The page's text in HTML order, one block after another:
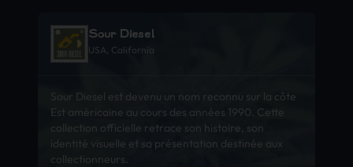
Sour Diesel
USA, California
Sour Diesel est devenu un nom reconnu sur la côte
Est américaine au cours des années 1990. Cette
collection officielle retrace son histoire, son
identité visuelle et sa présentation destinée aux
collectionneurs.